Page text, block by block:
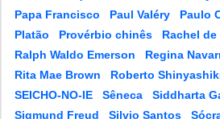
Papa Francisco
Paul Valéry Paulo
Platão
Provérbio chinês Rachel
Ralph Waldo Emerson
Regina
Rita Mae Brown
Roberto
SEICHO-NO-IE
Sêneca
Siddharta
Sigmund Freud
Silvio Santos